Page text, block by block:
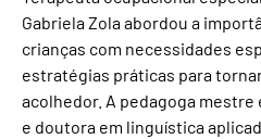
Gabriela Zola abordou a
crianças com necessidades
estratégias práticas para
acolhedor. A pedagoga mestre
e doutora em linguística